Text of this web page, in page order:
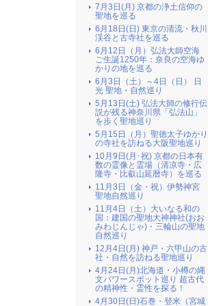
7月3日(月) 京都の浄土信仰の
聖地を巡る
6月18日(日) 東京の清流・秋川
渓谷と古寺社を巡る
6月12日（月）弘法大師空海
ご生誕1250年：奈良の空海ゆ
かりの地を巡る
6月3日（土）～4日（日） 日
光 聖地・自然巡り
5月13日(土) 弘法大師の修行伝
説が残る神奈川県「弘法山」
を歩く聖地巡り
5月15日（月）聖徳太子ゆかり
の寺社を訪ねる大阪聖地巡り
10月9日(月･祝) 京都の日本有
数の霊像と霊場（清凉寺・広
隆寺・比叡山延暦寺）を巡る
11月3日（金・祝）伊勢神宮
聖地自然巡り
11月4日（土）大いなる和の
国：建国の聖地大神神社(おお
みわじんじゃ)・三輪山の聖地
自然巡り
12月4日(月) 神戸・六甲山の古
社・自然を訪ねる聖地巡り
4月24日(月)北海道・小樽の縄
文パワースポット巡り 超古代
の精神性・霊性を探る！
4月30日(日)石巻・登米（宮城